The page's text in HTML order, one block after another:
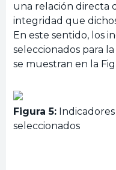
una relación directa
integridad que
En este sentido, los
seleccionados para
se muestran en la
Figura 5:
seleccionados